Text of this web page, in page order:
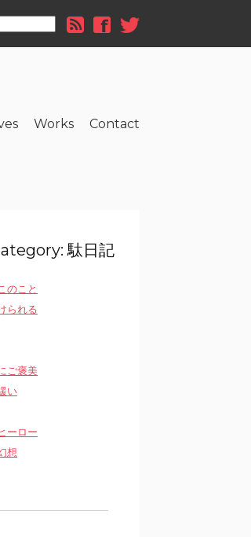
Works Contact
駄日記
のこと
られる
ご褒美
い
ーロー
想